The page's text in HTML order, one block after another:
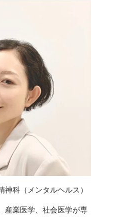
科（メンタルヘルス）
産業医学、社会医学が専